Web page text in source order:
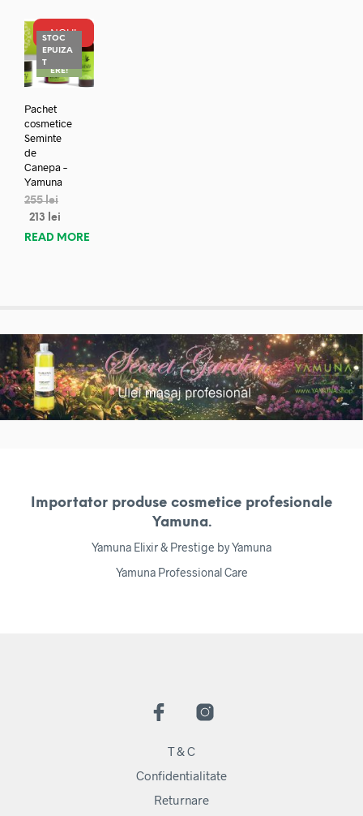
NOU!
STOC
EPUIZA
TREDUC
ERE!
Pachet
cosmetice
Seminte
de
Canepa –
Yamuna
255lei
213
lei
READ MORE
Importator produse cosmetice profesionale
Yamuna.
Yamuna Elixir & Prestige by Yamuna
Yamuna Professional Care
T & C
Confidentialitate
Returnare